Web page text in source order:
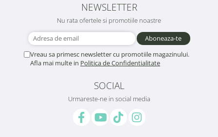
NEWSLETTER
Nu rata ofertele si promotiile noastre
Vreau sa primesc newsletter cu promotiile magazinului.
Afla mai multe in Politica de Confidentialitate
SOCIAL
Urmareste-ne in social media